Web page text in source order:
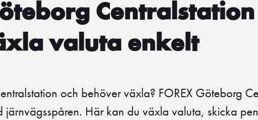
valuta enkelt
och behöver växla? FOREX Göteborg
järnvägsspåren. Här kan du växla valuta, skicka